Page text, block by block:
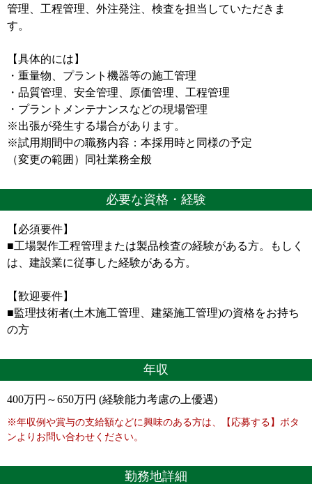
管理、工程管理、外注発注、検査を担当していただきま
す。
【具体的には】
・重量物、プラント機器等の施工管理
・品質管理、安全管理、原価管理、工程管理
・プラントメンテナンスなどの現場管理
※出張が発生する場合があります。
※試用期間中の職務内容：本採用時と同様の予定
（変更の範囲）同社業務全般
必要な資格・経験
【必須要件】
■工場製作工程管理または製品検査の経験がある方。もしく
は、建設業に従事した経験がある方。
【歓迎要件】
■監理技術者(土木施工管理、建築施工管理)の資格をお持ち
の方
年収
400万円～650万円 (経験能力考慮の上優遇)
※年収例や賞与の支給額などに興味のある方は、【応募する】ボタ
ンよりお問い合わせください。
勤務地詳細